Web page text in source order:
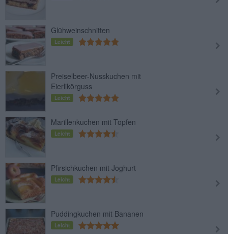
Glühweinschnitten
Leicht
Preiselbeer-Nusskuchen mit
Eierlikörguss
Leicht
Marillenkuchen mit Topfen
Leicht
Pfirsichkuchen mit Joghurt
Leicht
Puddingkuchen mit Bananen
Leicht